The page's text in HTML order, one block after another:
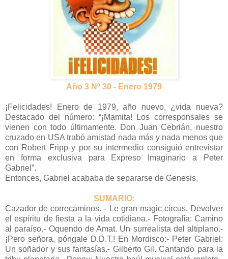
Año 3 Nº 30 - Enero 1979
¡Felicidades! Enero de 1979, año nuevo, ¿vida nueva?
Destacado del número: “¡Mamita! Los corresponsales se
vienen con todo últimamente. Don Juan Cebrián, nuestro
cruzado en USA trabó amistad nada más y nada menos que
con Robert Fripp y por su intermedio consiguió entrevistar
en forma exclusiva para Expreso Imaginario a Peter
Gabriel”.
Entonces, Gabriel acababa de separarse de Genesis.
SUMARIO:
Cazador de correcaminos. - Le gran magic circus. Devolver
el espíritu de fiesta a la vida cotidiana.- Fotografía: Camino
al paraíso.- Oquendo de Amat. Un surrealista del altiplano.-
¡Pero señora, póngale D.D.T.! En Mordisco:- Peter Gabriel:
Un soñador y sus fantasías.- Gilberto Gil. Cantando para la